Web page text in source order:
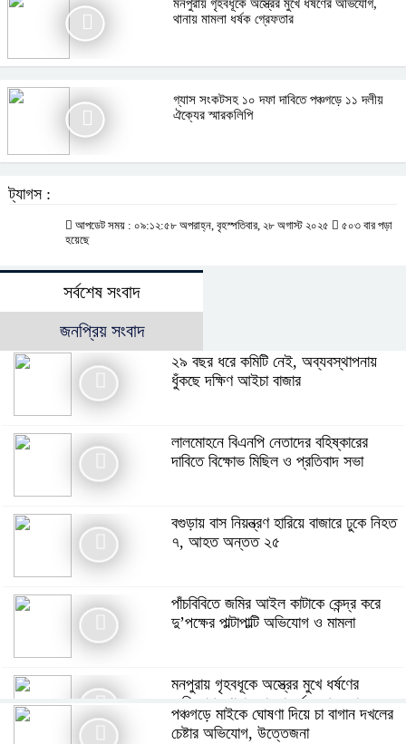
মনপুরায় গৃহবধূকে অস্ত্রের মুখে ধর্ষণের অভিযোগ,
থানায় মামলা ধর্ষক গ্রেফতার
গ্যাস সংকটসহ ১০ দফা দাবিতে পঞ্চগড়ে ১১ দলীয়
ঐক্যের স্মারকলিপি
ট্যাগস :
আপডেট সময় : ০৯:১২:৫৮ অপরাহ্ন, বৃহস্পতিবার, ২৮ অগাস্ট ২০২৫
৫০৩ বার পড়া
হয়েছে
সর্বশেষ সংবাদ
জনপ্রিয় সংবাদ
২৯ বছর ধরে কমিটি নেই, অব্যবস্থাপনায়
ধুঁকছে দক্ষিণ আইচা বাজার
লালমোহনে বিএনপি নেতাদের বহিষ্কারের
দাবিতে বিক্ষোভ মিছিল ও প্রতিবাদ সভা
বগুড়ায় বাস নিয়ন্ত্রণ হারিয়ে বাজারে ঢুকে নিহত
৭, আহত অন্তত ২৫
পাঁচবিবিতে জমির আইল কাটাকে কেন্দ্র করে
দু’পক্ষের পাল্টাপাল্টি অভিযোগ ও মামলা
মনপুরায় গৃহবধূকে অস্ত্রের মুখে ধর্ষণের
অভিযোগ, থানায় মামলা ধর্ষক গ্রেফতার
পঞ্চগড়ে মাইকে ঘোষণা দিয়ে চা বাগান দখলের
চেষ্টার অভিযোগ, উত্তেজনা